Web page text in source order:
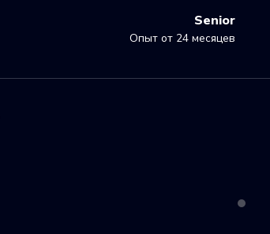
Senior
Опыт от 24 месяцев